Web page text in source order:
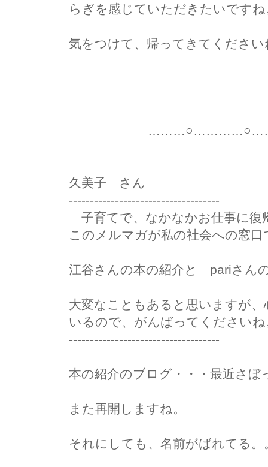
らぎを感じていただきたいですね
気をつけて、帰ってきてください
久美子 さん
------------------------------------
子育てで、なかなかお仕事に復
このメルマガが私の社会への窓口
江谷さんの本の紹介と pariさん
大変なこともあると思いますが
いるので、がんばってくださいね
------------------------------------
本の紹介のブログ・・・最近さぼ
また再開しますね。
それにしても、名前がばれてる。